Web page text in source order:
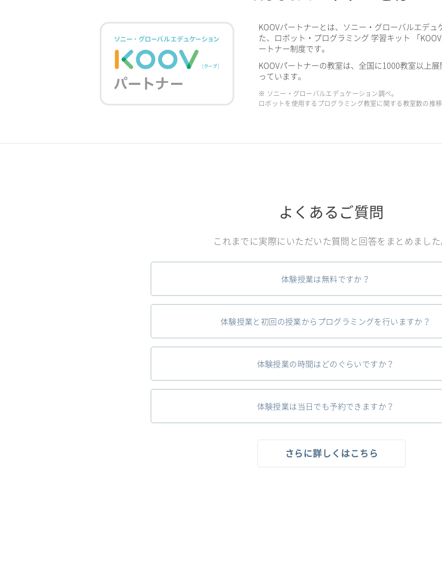
KOOVパートナーとは、ソニー・グローバルエデ
た、ロボット・プログラミング 学習キット 「
ートナー制度です。
KOOVパートナーの教室は、全国に1000教室以上
っています。
※ ソニー・グローバルエデュケーション調べ。
ロボットを使用するプログラミング教室に関する教室数の推
よくあるご質問
これまでに実際にいただいた質問と回答をまとめまし
体験授業は無料ですか？
体験授業と初回の授業からプログラミングを行いますか？
体験授業の時間はどのぐらいですか？
体験授業は当日でも予約できますか？
さらに詳しくはこちら